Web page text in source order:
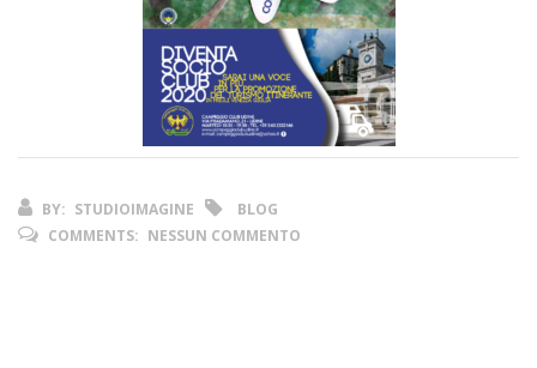
BY: STUDIOIMAGINE
BLOG
COMMENTS: NESSUN COMMENTO